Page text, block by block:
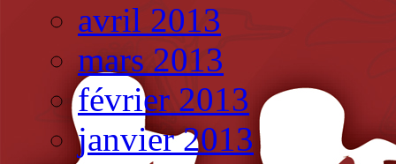
avril 2013
mars 2013
février 2013
janvier 2013